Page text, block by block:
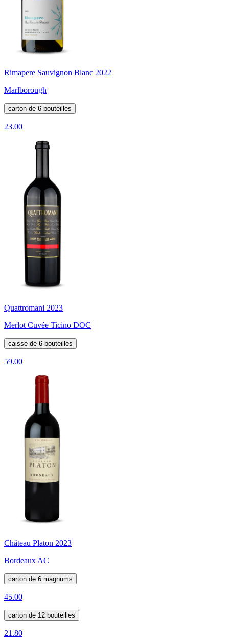
Rimapere Sauvignon Blanc 2022
Marlborough
carton de 6 bouteilles
23.00
Quattromani 2023
Merlot Cuvée Ticino DOC
caisse de 6 bouteilles
59.00
Château Platon 2023
Bordeaux AC
carton de 6 magnums
45.00
carton de 12 bouteilles
21.80